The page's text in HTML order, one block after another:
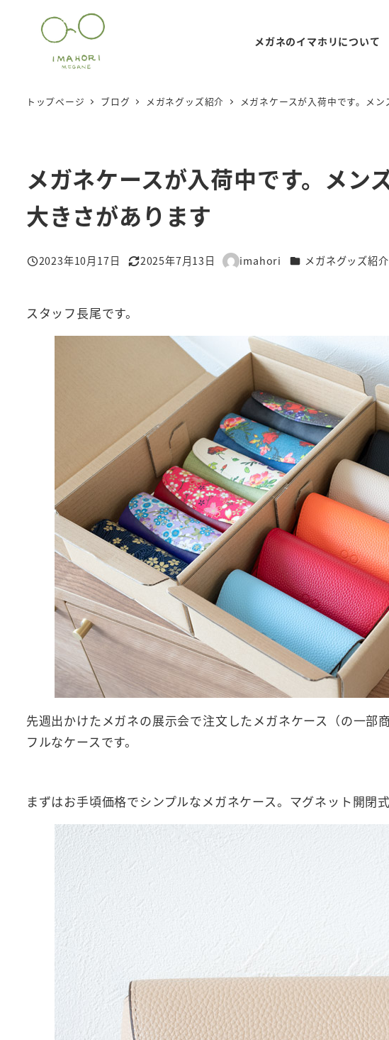
メガネのイマホリについて
トップページ ブログ メガネグッズ紹介 メガネケースが入荷中です。メ
メガネケースが入荷中です。メン
大きさがあります
投稿日
2023年10月17日
更新日
2025年7月13日
著
imahori カテゴリー
メガネグッズ紹介
スタッフ長尾です。
先週出かけたメガネの展示会で注文したメガネケース（の一部
フルなケースです。
まずはお手頃価格でシンプルなメガネケース。マグネット開閉式